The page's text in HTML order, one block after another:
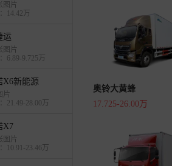
图片
14.42万
运
图片
6.89-9.725万
X6新能源
片
21.49-28.00万
X7
图片
10.91-23.46万
奥铃大黄蜂
17.725-26.00万